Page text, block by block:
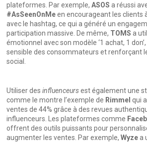
plateformes. Par exemple,ASOS a réussi
#AsSeenOnMeen encourageant les clients
avec le hashtag, ce qui a généré un
participation massive. De même, TOMS a
émotionnel avec son modèle ‘1 achat, 1
sensible des consommateurs et renforçant
social.
Utiliser desinfluenceursest également une
comme le montre l’exemple de Rimmel qui
ventes de 44% grâce à des revues
influenceurs. Les plateformes comme
offrent des outils puissants pour
augmenter les ventes. Par exemple,Wyzea